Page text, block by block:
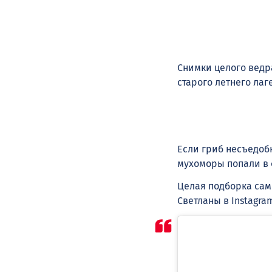
Снимки целого
старого летнего
Если гриб
мухоморы попали
Целая подборка
Светланы в